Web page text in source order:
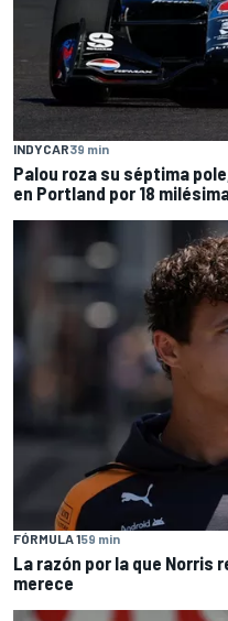
INDYCAR39 min
Palou roza su séptima
en Portland por 18
FÓRMULA 159 min
La razón por la que Norris
merece